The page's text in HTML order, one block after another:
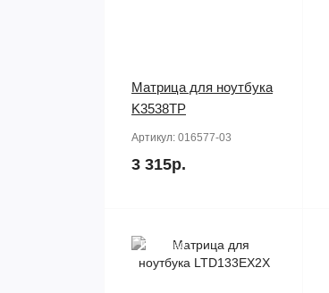
Матрица для ноутбука
K3538TP
Артикул: 016577-03
3 315р.
Продано